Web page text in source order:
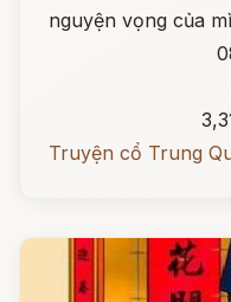
nguyện vọng của
Truyện cổ Trung